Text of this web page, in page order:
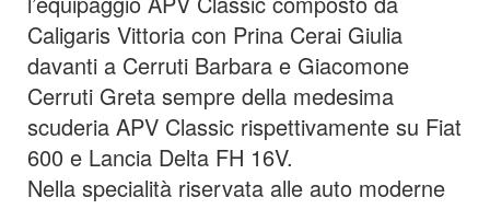
Caligaris Vittoria con Prina Cerai Giulia
davanti a Cerruti Barbara e Giacomone
Cerruti Greta sempre della medesima
scuderia APV Classic rispettivamente su Fiat
600 e Lancia Delta FH 16V.
Nella specialità riservata alle auto moderne